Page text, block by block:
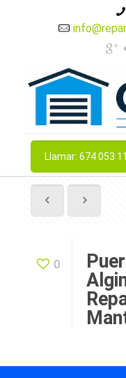
Llamar: 674 053
0